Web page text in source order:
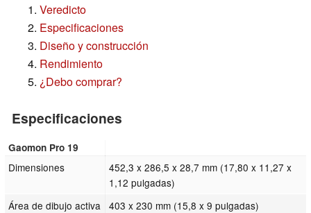
Veredicto
Especificaciones
Diseño y construcción
Rendimiento
¿Debo comprar?
Especificaciones
Gaomon Pro 19
Dimensiones
452,3 x 286,5 x 28,7 mm (17,80 x 11,27 x
1,12 pulgadas)
Área de dibujo activa
403 x 230 mm (15,8 x 9 pulgadas)